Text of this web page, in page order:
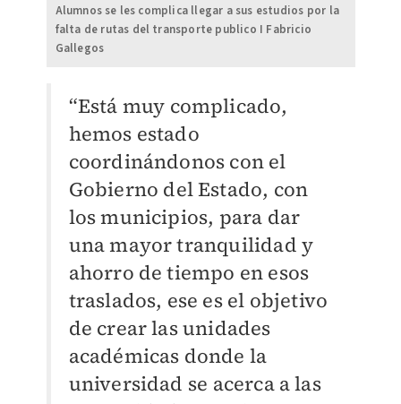
Alumnos se les complica llegar a sus estudios por la
falta de rutas del transporte publico I Fabricio
Gallegos
“Está muy complicado,
hemos estado
coordinándonos con el
Gobierno del Estado, con
los municipios, para dar
una mayor tranquilidad y
ahorro de tiempo en esos
traslados, ese es el objetivo
de crear las unidades
académicas donde la
universidad se acerca a las